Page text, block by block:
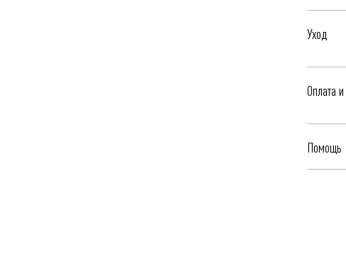
100%
Уход
-
- Не
Оплата
Помощь